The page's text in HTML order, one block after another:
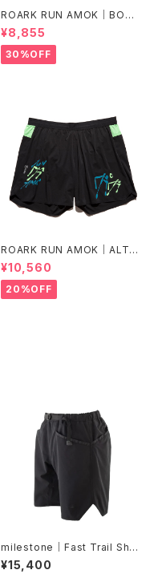
ROARK RUN AMOK｜BOM
MER 2.0 7" Col.CHAPARRA
L
¥8,855
30%OFF
ROARK RUN AMOK｜ALTA
5" Col.BLACK FJORD
¥10,560
20%OFF
milestone｜Fast Trail Shor
ts（ジェットブラック）
¥15,400